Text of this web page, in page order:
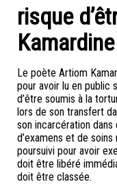
risque
Kamardine
Le poète Artiom
pour avoir lu en public
d’être soumis à la
lors de son transfert
son incarcération
d’examens et de
poursuivi pour avoir
doit être libéré
doit être classée.